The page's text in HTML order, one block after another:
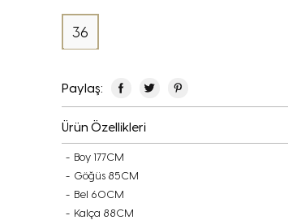
36
Paylaş:
Ürün Özellikleri
Boy 177CM
Göğüs 85CM
Bel 60CM
Kalça 88CM